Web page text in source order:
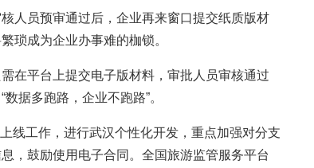
员预审通过后，企业再来窗口提交纸质版材
琐成为企业办事难的枷锁。
平台上提交电子版材料，审批人员审核通过
据多跑路，企业不跑路”。
工作，进行武汉个性化开发，重点加强对分支
，鼓励使用电子合同。全国旅游监管服务平台